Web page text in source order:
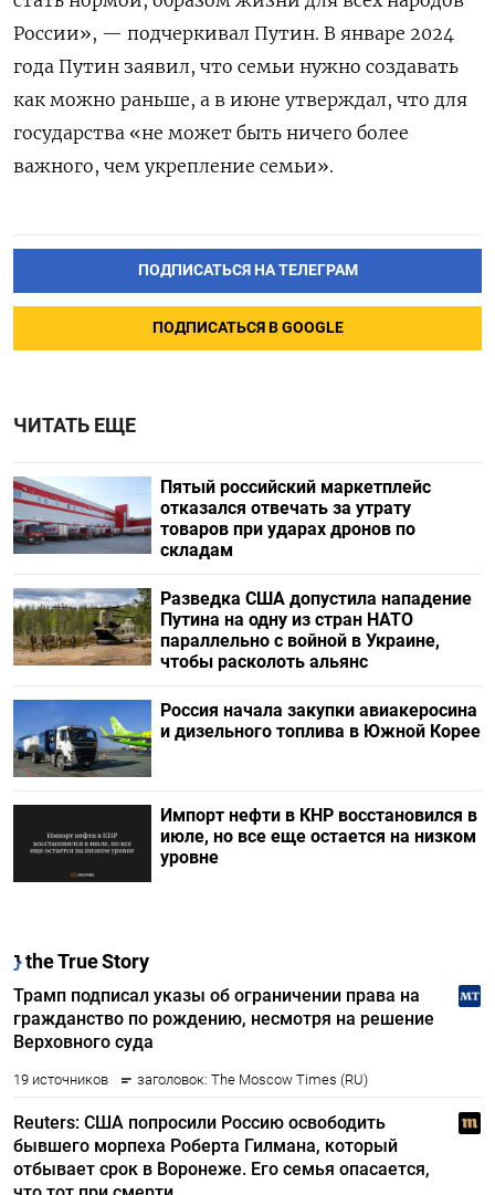
России», — подчеркивал Путин. В январе 2024
года Путин заявил, что семьи нужно создавать
как можно раньше, а в июне утверждал, что для
государства «не может быть ничего более
важного, чем укрепление семьи».
ПОДПИСАТЬСЯ НА ТЕЛЕГРАМ
ПОДПИСАТЬСЯ В GOOGLE
ЧИТАТЬ ЕЩЕ
Пятый российский маркетплейс
отказался отвечать за утрату
товаров при ударах дронов по
складам
Разведка США допустила нападение
Путина на одну из стран НАТО
параллельно с войной в Украине,
чтобы расколоть альянс
Россия начала закупки авиакеросина
и дизельного топлива в Южной Корее
Импорт нефти в КНР восстановился в
июле, но все еще остается на низком
уровне